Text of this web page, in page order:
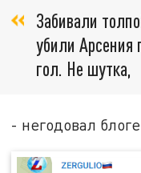
Забивали
убили Арсения
гол. Не шутка,
- негодовал